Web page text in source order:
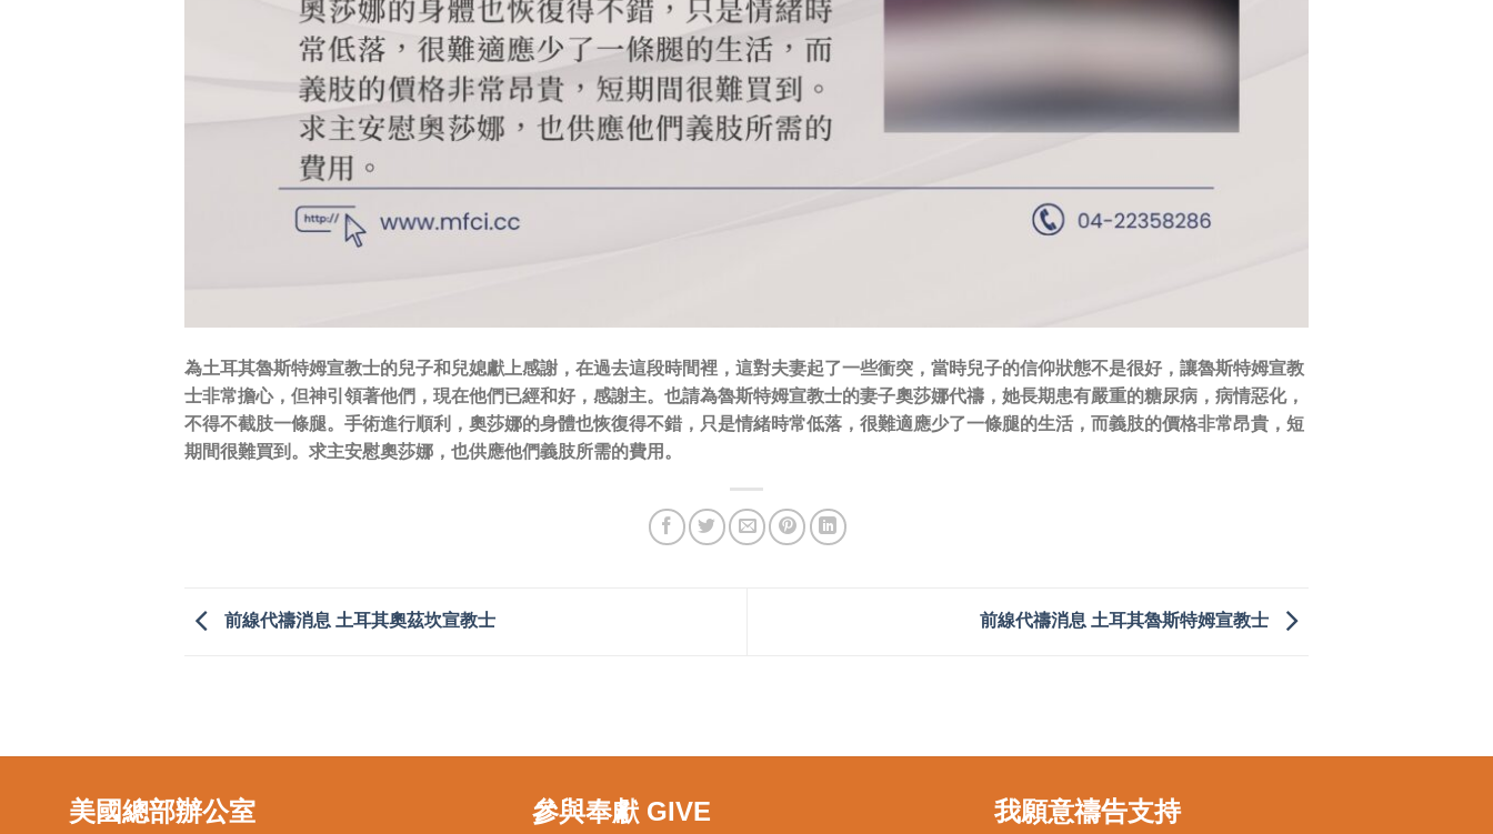
為土耳其魯斯特姆宣教士的兒子和兒媳獻上感謝，在過去這段時間裡，這對夫妻起了一些衝突，當時兒子的信仰狀態不是很好，讓魯斯特姆宣教
士非常擔心，但神引領著他們，現在他們已經和好，感謝主。也請為魯斯特姆宣教士的妻子奧莎娜代禱，她長期患有嚴重的糖尿病，病情惡化，
不得不截肢一條腿。手術進行順利，奧莎娜的身體也恢復得不錯，只是情緒時常低落，很難適應少了一條腿的生活，而義肢的價格非常昂貴，短
期間很難買到。求主安慰奧莎娜，也供應他們義肢所需的費用。
前線代禱消息 土耳其奧茲坎宣教士 前線代禱消息 土耳其魯斯特姆宣教士
美國總部辦公室 參與奉獻 GIVE 我願意禱告支持